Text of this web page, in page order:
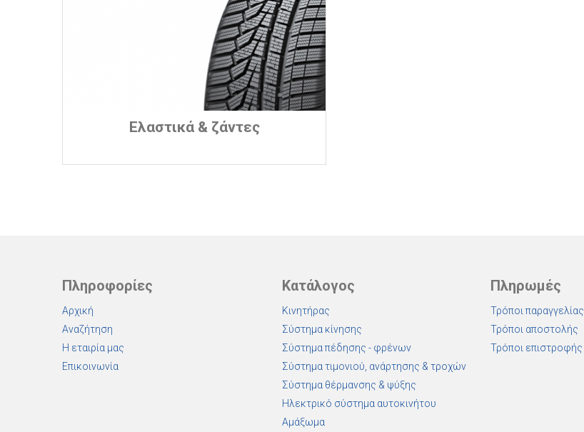
Ελαστικά & ζάντες
Πληροφορίες
Αρχική
Αναζήτηση
Η εταιρία μας
Επικοινωνία
Κατάλογος
Κινητήρας
Σύστημα κίνησης
Σύστημα πέδησης - φρένων
Σύστημα τιμονιού, ανάρτησης & τροχών
Σύστημα θέρμανσης & ψύξης
Ηλεκτρικό σύστημα αυτοκινήτου
Αμάξωμα
Πληρωμές
Τρόποι παραγγελίας
Τρόποι αποστολής
Τρόποι επιστροφής